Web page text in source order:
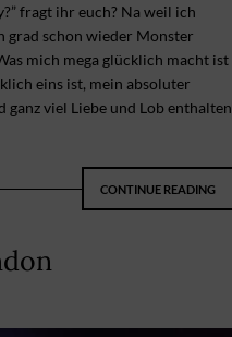
fragt ihr euch? Na weil ich
grad schon wieder Monster
mich mega glücklich macht ist
eins ist, mein absoluter
viel Liebe und Lob enthalten
CONTINUE READING